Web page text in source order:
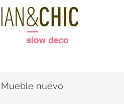
Mueble nuevo